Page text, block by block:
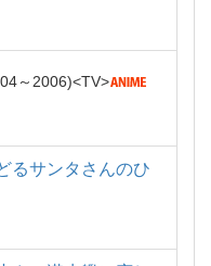
～2006 TV
るサンタさんのひ